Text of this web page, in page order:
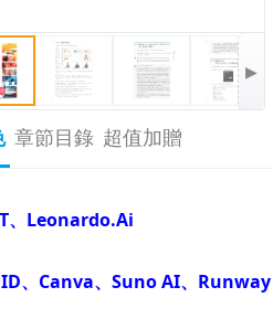
▶
章節目錄 超值加贈
、Leonardo.Ai
、Canva、Suno AI、Runway